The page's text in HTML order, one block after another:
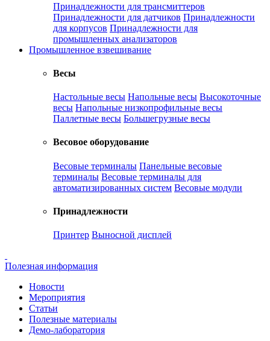
Принадлежности для трансмиттеров
Принадлежности для датчиков Принадлежности
для корпусов Принадлежности для
промышленных анализаторов
Промышленное взвешивание
Весы
Настольные весы Напольные весы Высокоточные
весы Напольные низкопрофильные весы
Паллетные весы Большегрузные весы
Весовое оборудование
Весовые терминалы Панельные весовые
терминалы Весовые терминалы для
автоматизированных систем Весовые модули
Принадлежности
Принтер Выносной дисплей
Полезная информация
Новости
Мероприятия
Статьи
Полезные материалы
Демо-лаборатория